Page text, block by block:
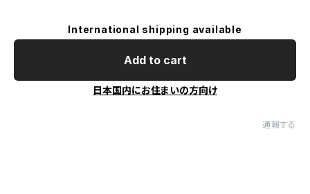
International shipping available
Add to cart
日本国内にお住まいの方向け
通報する